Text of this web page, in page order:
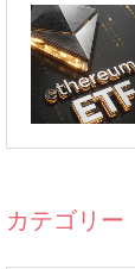
カテゴリー